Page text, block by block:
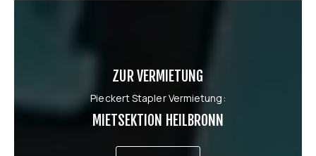
ZUR VERMIETUNG
Pieckert Stapler Vermietung:
MIETSEKTION HEILBRONN